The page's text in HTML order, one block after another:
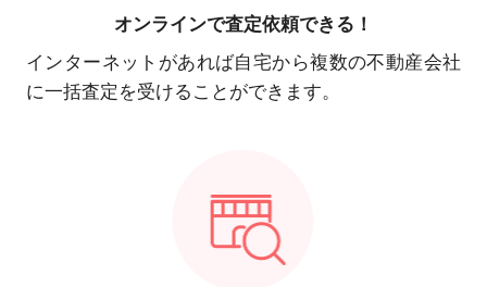
オンラインで査定依頼できる！
インターネットがあれば自宅から複数の不動産会社
に一括査定を受けることができます。